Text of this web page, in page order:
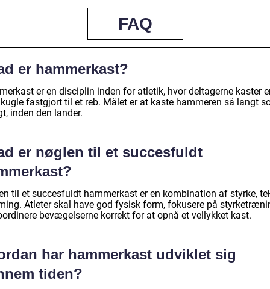
FAQ
er hammerkast?
er en disciplin inden for atletik, hvor deltagerne kaster
fastgjort til et reb. Målet er at kaste hammeren så langt
inden den lander.
er nøglen til et succesfuldt
til et succesfuldt hammerkast er en kombination af styrke,
Atleter skal have god fysisk form, fokusere på
bevægelserne korrekt for at opnå et vellykket kast.
har hammerkast udviklet sig
tiden?